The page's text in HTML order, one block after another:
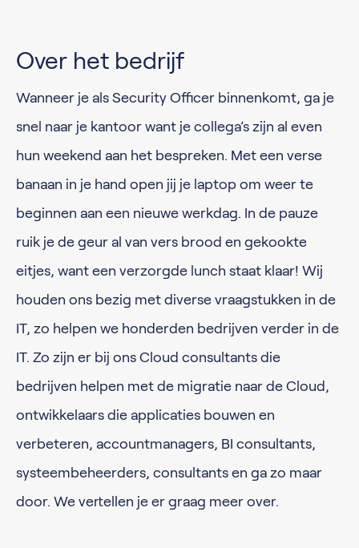
Over het bedrijf
Wanneer je als Security Officer binnenkomt, ga je
snel naar je kantoor want je collega’s zijn al even
hun weekend aan het bespreken. Met een verse
banaan in je hand open jij je laptop om weer te
beginnen aan een nieuwe werkdag. In de pauze
ruik je de geur al van vers brood en gekookte
eitjes, want een verzorgde lunch staat klaar! Wij
houden ons bezig met diverse vraagstukken in de
IT, zo helpen we honderden bedrijven verder in de
IT. Zo zijn er bij ons Cloud consultants die
bedrijven helpen met de migratie naar de Cloud,
ontwikkelaars die applicaties bouwen en
verbeteren, accountmanagers, BI consultants,
systeembeheerders, consultants en ga zo maar
door. We vertellen je er graag meer over.